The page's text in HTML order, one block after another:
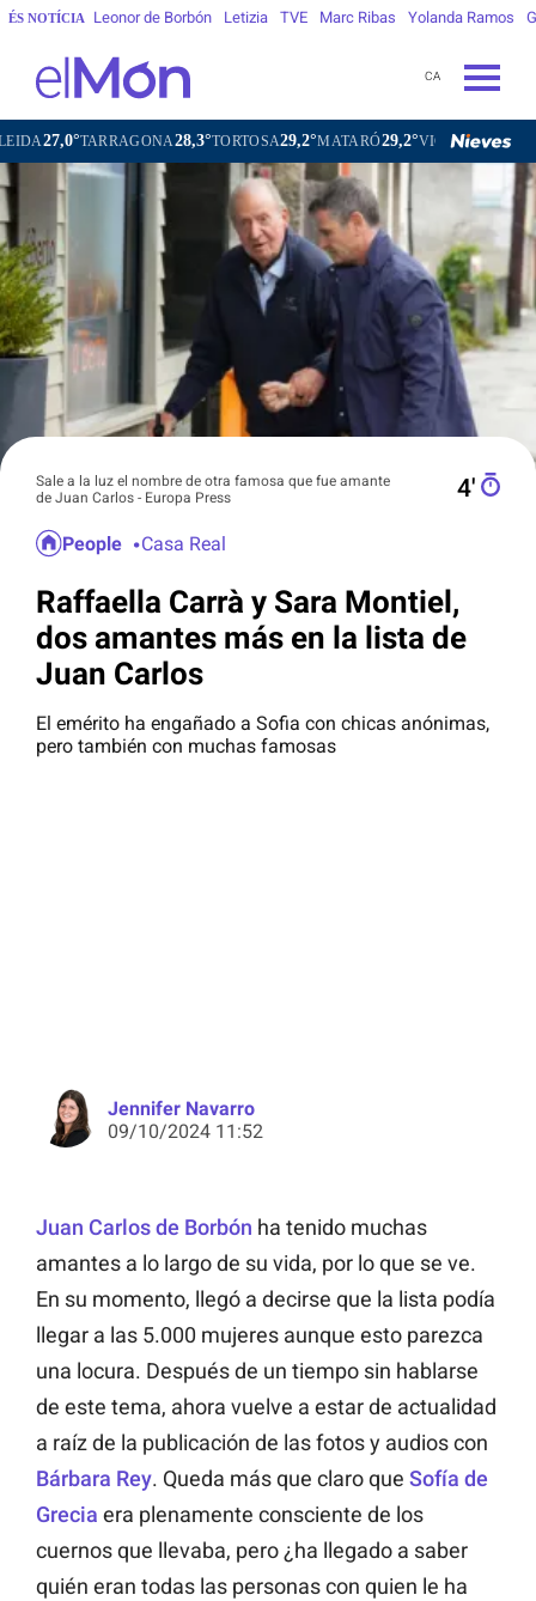
ÉS NOTÍCIA Leonor de Borbón Letizia TVE Marc Ribas Yolanda Ramos
CA
28,3°TORTOSA29,2°MATARÓ29,2°VIC24,2°VILAFRANCA DEL
Sale a la luz el nombre de otra famosa que fue amante
de Juan Carlos - Europa Press
4′
People Casa Real
Raffaella Carrà y Sara Montiel,
dos amantes más en la lista de
Juan Carlos
El emérito ha engañado a Sofia con chicas anónimas,
pero también con muchas famosas
Jennifer Navarro
09/10/2024 11:52
Juan Carlos de Borbón ha tenido muchas
amantes a lo largo de su vida, por lo que se ve.
En su momento, llegó a decirse que la lista podía
llegar a las 5.000 mujeres aunque esto parezca
una locura. Después de un tiempo sin hablarse
de este tema, ahora vuelve a estar de actualidad
a raíz de la publicación de las fotos y audios con
Bárbara Rey. Queda más que claro que Sofía de
Grecia era plenamente consciente de los
cuernos que llevaba, pero ¿ha llegado a saber
quién eran todas las personas con quien le ha